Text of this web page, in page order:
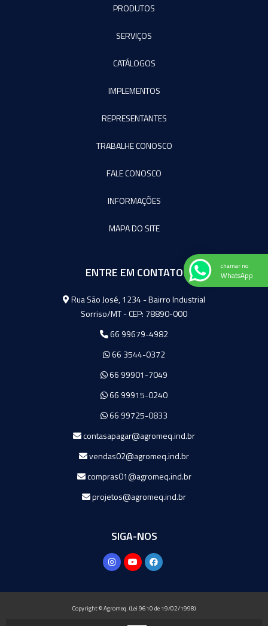
PRODUTOS
SERVIÇOS
CATÁLOGOS
IMPLEMENTOS
REPRESENTANTES
TRABALHE CONOSCO
FALE CONOSCO
INFORMAÇÕES
MAPA DO SITE
ENTRE EM CONTATO
Agromeq
Rua São José, 1234 - Bairro Industrial
Sorriso/MT - CEP: 78890-000
66 99679-4982
66 3544-0372
66 99901-7049
66 99915-0240
66 99725-0833
contasapagar@agromeq.ind.br
vendas02@agromeq.ind.br
compras01@agromeq.ind.br
projetos@agromeq.ind.br
SIGA-NOS
Copyright © Agromeq. (Lei 9610 de 19/02/1998)
chamar no
WhatsApp